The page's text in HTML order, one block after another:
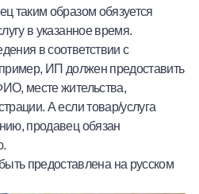
таким образом обязуется
в указанное время.
в соответствии с
ИП должен предоставить
месте жительства,
А если товар/услуга
продавец обязан
предоставлена на русском